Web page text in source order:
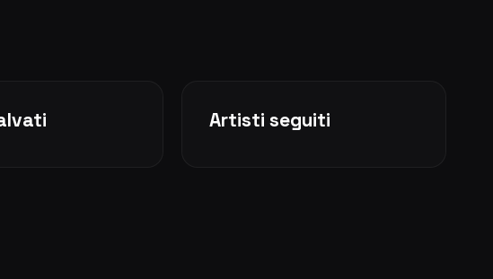
Artisti seguiti